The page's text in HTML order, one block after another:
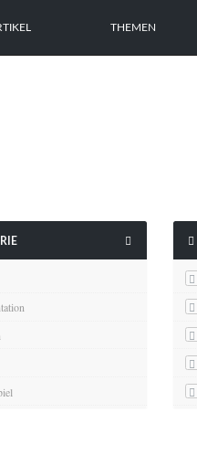
THEMEN
 